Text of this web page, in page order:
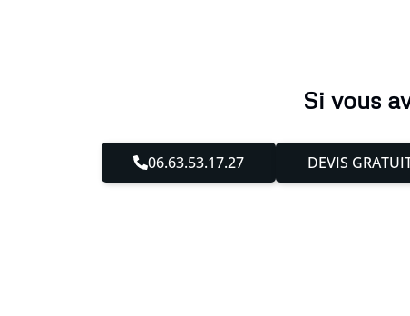
Si vous
06.63.53.17.27 DEVIS